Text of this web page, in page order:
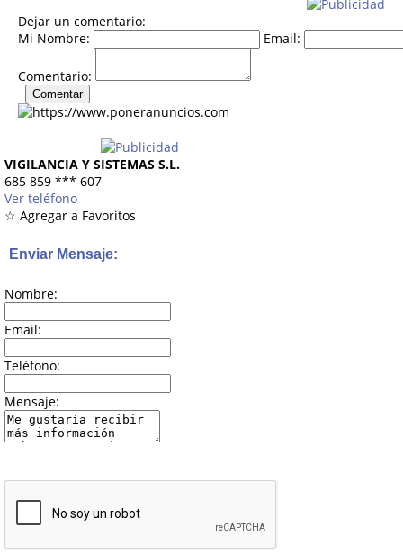
Dejar un comentario:
Mi Nombre:
Email:
Comentario:
VIGILANCIA Y SISTEMAS S.L.
685 859 *** 607
Ver teléfono
☆ Agregar a Favoritos
Enviar Mensaje:
Nombre:
Email:
Teléfono:
Mensaje: